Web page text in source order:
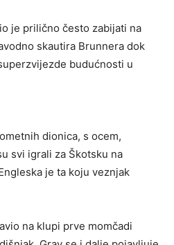
je prilično često zabijati na
skautira Brunnera dok
budućnosti u
dionica, s ocem,
svi igrali za Škotsku na
je ta koju veznjak
na klupi prve momčadi